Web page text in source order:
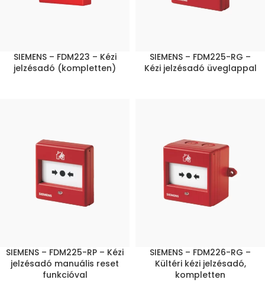
SIEMENS – FDM223 – Kézi
jelzésadó (kompletten)
SIEMENS – FDM225-RG –
Kézi jelzésadó üveglappal
SIEMENS – FDM225-RP – Kézi
jelzésadó manuális reset
funkcióval
SIEMENS – FDM226-RG –
Kültéri kézi jelzésadó,
kompletten